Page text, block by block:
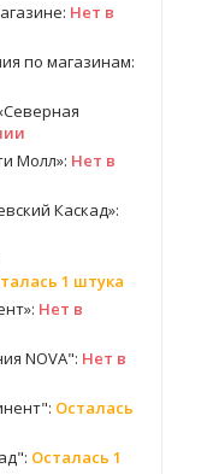
Нет в
по магазинам:
Молл»: Нет в
Каскад»:
1 штука
Нет в
NOVA": Нет в
Осталась
Осталась 1